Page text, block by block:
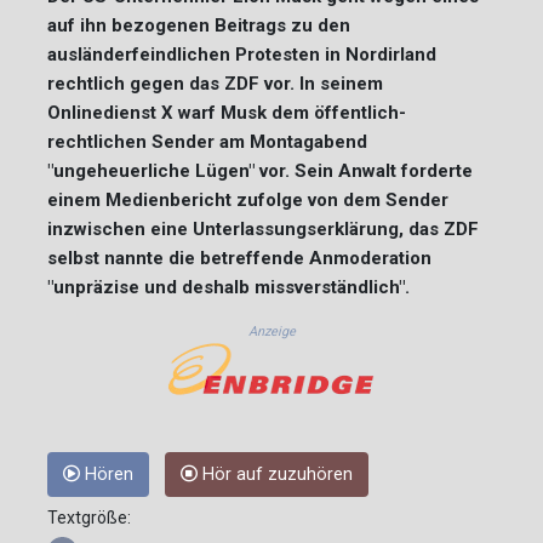
auf ihn bezogenen Beitrags zu den
ausländerfeindlichen Protesten in Nordirland
rechtlich gegen das ZDF vor. In seinem
Onlinedienst X warf Musk dem öffentlich-
rechtlichen Sender am Montagabend
"ungeheuerliche Lügen" vor. Sein Anwalt forderte
einem Medienbericht zufolge von dem Sender
inzwischen eine Unterlassungserklärung, das ZDF
selbst nannte die betreffende Anmoderation
"unpräzise und deshalb missverständlich".
Anzeige
Hören Hör auf zuzuhören
Textgröße: